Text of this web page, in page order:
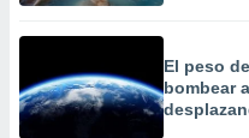
El peso
bombear